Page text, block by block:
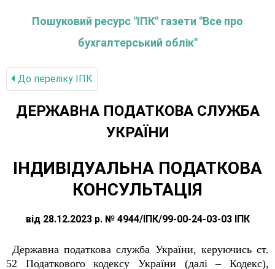
Пошуковий ресурс "ІПК" газети "Все про
бухгалтерський облік"
До переліку IПК
ДЕРЖАВНА ПОДАТКОВА СЛУЖБА
УКРАЇНИ
ІНДИВІДУАЛЬНА ПОДАТКОВА
КОНСУЛЬТАЦІЯ
від 28.12.2023 р. № 4944/ІПК/99-00-24-03-03 ІПК
Державна податкова служба України, керуючись ст.
52 Податкового кодексу України (далі – Кодекс),